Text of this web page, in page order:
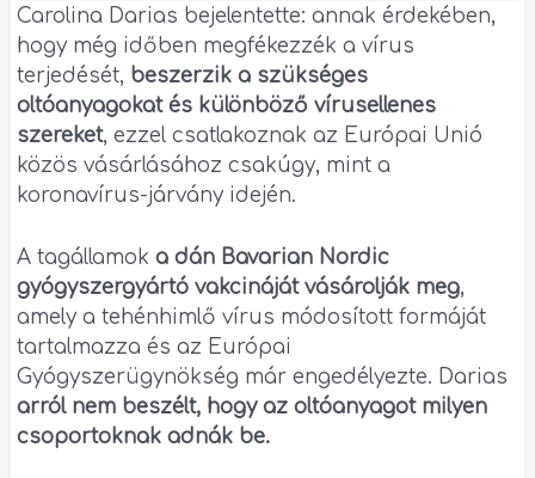
Carolina Darias bejelentette: annak érdekében,
hogy még időben megfékezzék a vírus
terjedését, beszerzik a szükséges
oltóanyagokat és különböző vírusellenes
szereket, ezzel csatlakoznak az Európai Unió
közös vásárlásához csakúgy, mint a
koronavírus-járvány idején.
A tagállamoka dán Bavarian Nordic
gyógyszergyártó vakcináját vásárolják meg,
amely a tehénhimlő vírus módosított formáját
tartalmazza és az Európai
Gyógyszerügynökség már engedélyezte. Darias
arról nem beszélt, hogy az oltóanyagot milyen
csoportoknak adnák be.